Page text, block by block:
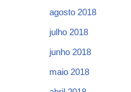
agosto 2018
julho 2018
junho 2018
maio 2018